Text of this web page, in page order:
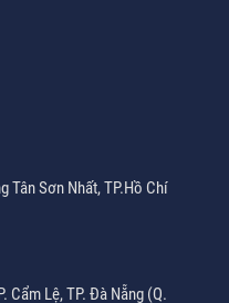
Tân Sơn Nhất, TP.Hồ Chí
Cẩm Lệ, TP. Đà Nẵng (Q.